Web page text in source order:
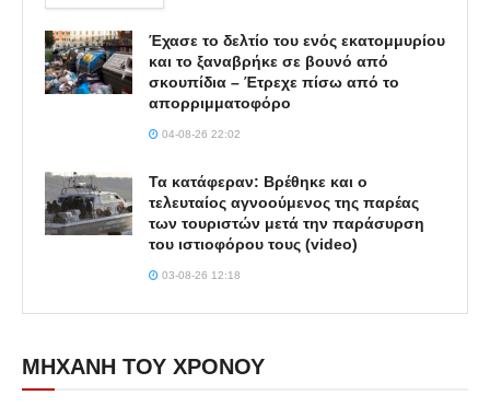
Έχασε το δελτίο του ενός εκατομμυρίου
και το ξαναβρήκε σε βουνό από
σκουπίδια – Έτρεχε πίσω από το
απορριμματοφόρο
04-08-26 22:02
Τα κατάφεραν: Βρέθηκε και ο
τελευταίος αγνοούμενος της παρέας
των τουριστών μετά την παράσυρση
του ιστιοφόρου τους (video)
03-08-26 12:18
ΜΗΧΑΝΗ ΤΟΥ ΧΡΟΝΟΥ